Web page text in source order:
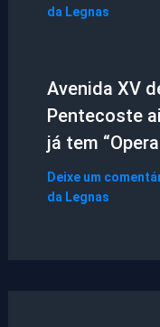
da Legnas
Avenida XV
Pentecoste
já tem
Deixe um
da Legnas